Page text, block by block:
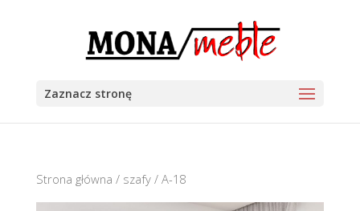
Zaznacz stronę
Strona główna / szafy/ A-18